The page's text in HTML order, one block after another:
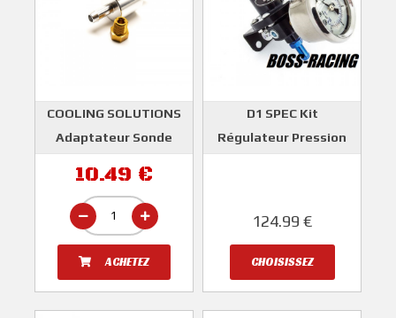
COOLING SOLUTIONS
Adaptateur Sonde
Pression Essence
COOLING SOLUTIONS
10.49 €
ACHETEZ
D1 SPEC Kit
Régulateur Pression
124.99 €
CHOISISSEZ